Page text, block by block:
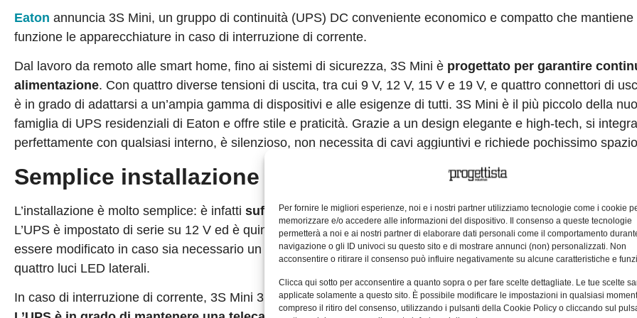
Per fornire le migliori esperienze, noi e i nostri partner utilizziamo tecnologie come i cookie
memorizzare e/o accedere alle informazioni del dispositivo. Il consenso a queste tecnologie
permetterà a noi e ai nostri partner di elaborare dati personali come il comportamento
navigazione o gli ID univoci su questo sito e di mostrare annunci (non) personalizzati. Non
acconsentire o ritirare il consenso può influire negativamente su alcune caratteristiche e
Clicca qui sotto per acconsentire a quanto sopra o per fare scelte dettagliate. Le tue scelte
applicate solamente a questo sito. È possibile modificare le impostazioni in qualsiasi
compreso il ritiro del consenso, utilizzando i pulsanti della Cookie Policy o cliccando sul
Eaton annuncia 3S Mini, un gruppo di continuità (UPS) DC conveniente economico e compatto che mantiene
funzione le apparecchiature in caso di interruzione di corrente.
Dal lavoro da remoto alle smart home, fino ai sistemi di sicurezza, 3S Mini è progettato per garantire
alimentazione. Con quattro diverse tensioni di uscita, tra cui 9 V, 12 V, 15 V e 19 V, e quattro connettori di
è in grado di adattarsi a un’ampia gamma di dispositivi e alle esigenze di tutti. 3S Mini è il più piccolo della
famiglia di UPS residenziali di Eaton e offre stile e praticità. Grazie a un design elegante e high-tech, si integra
perfettamente con qualsiasi interno, è silenzioso, non necessita di cavi aggiuntivi e richiede pochissimo
Semplice installazione
L’installazione è molto semplice: è infatti sufficiente collegare l’UPS al dispositivo, sostituendolo
L’UPS è impostato di serie su 12 V ed è quindi adatto alla maggior parte delle apparecchiature residenziali, ma
essere modificato in caso sia necessario un voltaggio differente. La tensione scelta verrà mostrata tramite una
quattro luci LED laterali.
In caso di interruzione di corrente, 3S Mini 36 W entrerà in azione per garantire che i dispositivi rimangano